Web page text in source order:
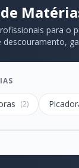
para o
(2)